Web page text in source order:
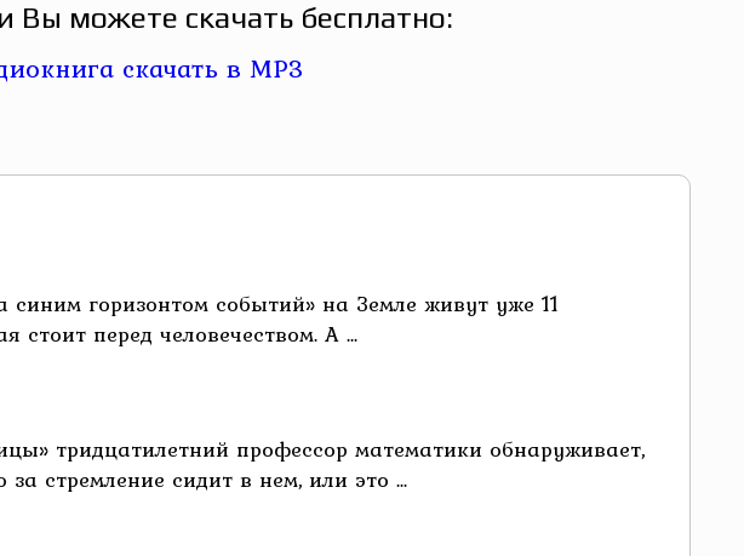
Вы можете скачать бесплатно:
горизонтом событий» на Земле живут уже 11
перед человечеством. А ...
тридцатилетний профессор математики обнаруживает,
стремление сидит в нем, или это ...